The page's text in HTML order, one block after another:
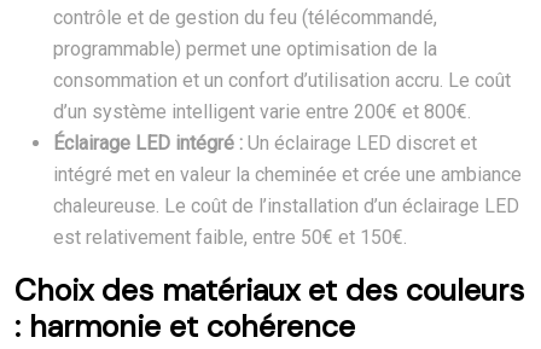
contrôle et de gestion du feu (télécommandé,
programmable) permet une optimisation de la
consommation et un confort d’utilisation accru. Le coût
d’un système intelligent varie entre 200€ et 800€.
Éclairage LED intégré : Un éclairage LED discret et
intégré met en valeur la cheminée et crée une ambiance
chaleureuse. Le coût de l’installation d’un éclairage LED
est relativement faible, entre 50€ et 150€.
Choix des matériaux et des couleurs
: harmonie et cohérence